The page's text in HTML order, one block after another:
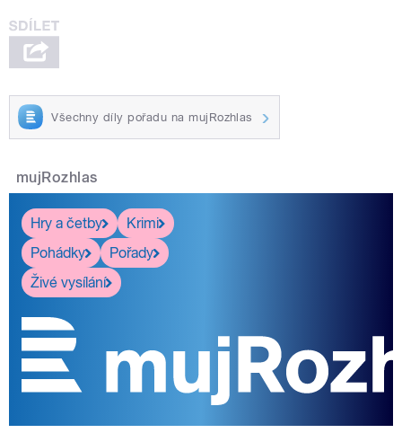
Všechny díly pořadu na mujRozhlas
mujRozhlas
Hry a četby
Krimi
Pohádky
Pořady
Živé vysílání